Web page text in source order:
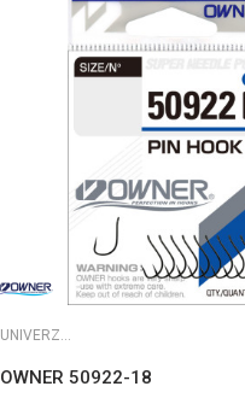
UNIVERZALNE UDICE
OWNER 50922-18